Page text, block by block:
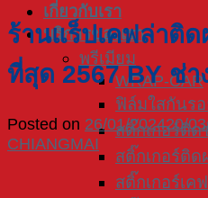
เกี่ยวกับเรา
บริการของเรา
พรีเมียม
WRAP-CAR
ฟิล์มใสกันร
สติ๊กเกอร์ติด
สติ๊กเกอร์ติด
สติ๊กเกอร์เค
ร้านแร็ปเคฟล่าติด
ที่สุด 2567 BY ช่า
Posted on 26/01/202420/
CHIANGMAI